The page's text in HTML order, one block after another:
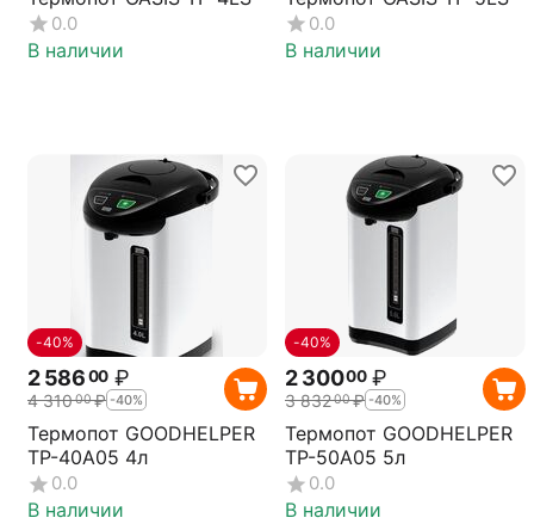
0.0
В наличии
0.0
В наличии
-40%
2 58600 ₽
4 31000₽ -40%
Термопот GOODHELPER
TP-40A05 4л
0.0
В наличии
-40%
2 30000 ₽
3 83200₽ -40%
Термопот GOODHELPER
TP-50A05 5л
0.0
В наличии